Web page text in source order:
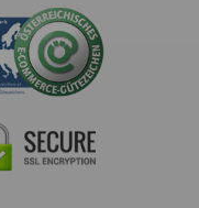
für zuhause